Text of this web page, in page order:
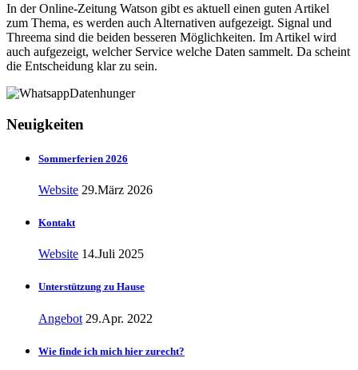
In der Online-Zeitung Watson gibt es aktuell einen guten Artikel
zum Thema, es werden auch Alternativen aufgezeigt. Signal und
Threema sind die beiden besseren Möglichkeiten. Im Artikel wird
auch aufgezeigt, welcher Service welche Daten sammelt. Da scheint
die Entscheidung klar zu sein.
Neuigkeiten
Sommerferien 2026
Website 29.März 2026
Kontakt
Website 14.Juli 2025
Unterstützung zu Hause
Angebot 29.Apr. 2022
Wie finde ich mich hier zurecht?